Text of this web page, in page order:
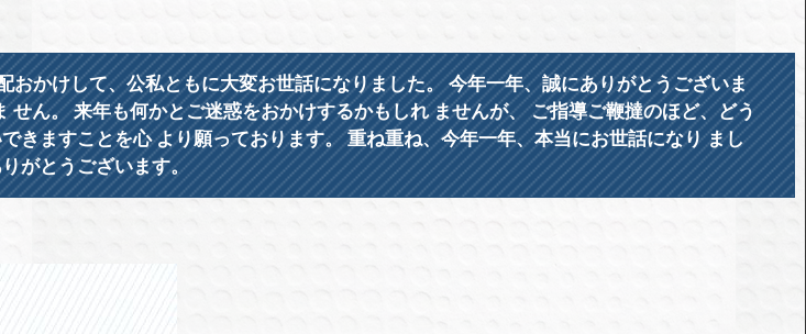
かけして、公私ともに大変お世話になりました。 今年一年、誠にありがとうございま
ん。 来年も何かとご迷惑をおかけするかもしれ ませんが、 ご指導ご鞭撻のほど、どう
ますことを心 より願っております。 重ね重ね、今年一年、本当にお世話になり まし
がとうございます。